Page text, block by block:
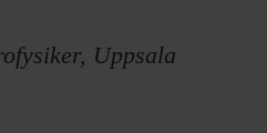
Uppsala